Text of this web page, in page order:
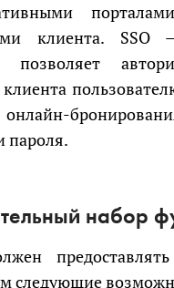
клиента. SSO
позволяет
клиента
пароля.
набор
следующие